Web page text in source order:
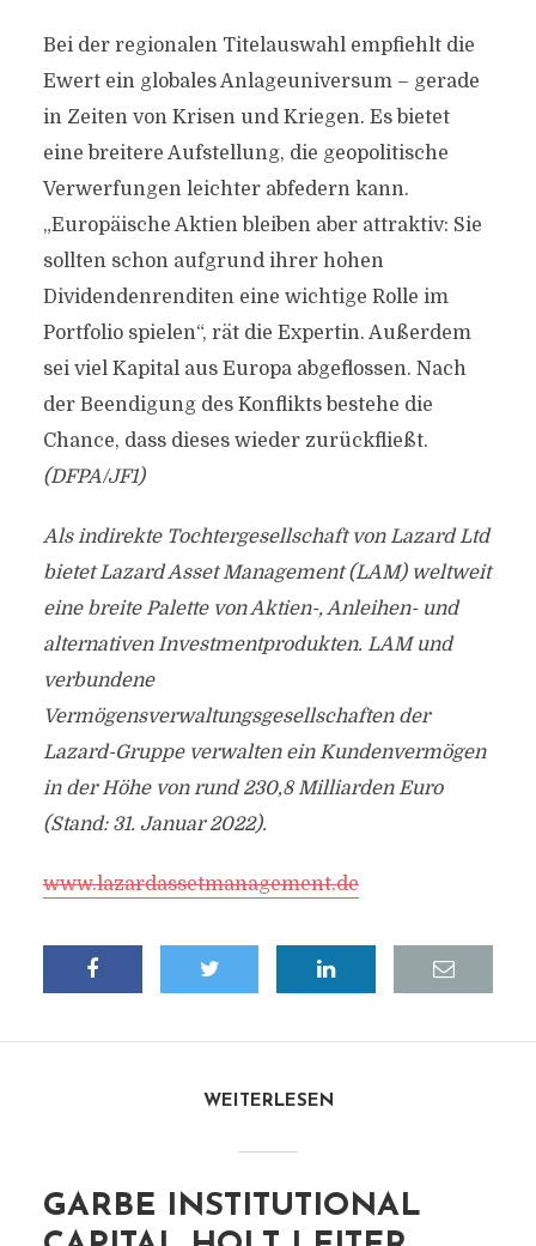
Bei der regionalen Titelauswahl empfiehlt die
Ewert ein globales Anlageuniversum – gerade
in Zeiten von Krisen und Kriegen. Es bietet
eine breitere Aufstellung, die geopolitische
Verwerfungen leichter abfedern kann.
„Europäische Aktien bleiben aber attraktiv: Sie
sollten schon aufgrund ihrer hohen
Dividendenrenditen eine wichtige Rolle im
Portfolio spielen“, rät die Expertin. Außerdem
sei viel Kapital aus Europa abgeflossen. Nach
der Beendigung des Konflikts bestehe die
Chance, dass dieses wieder zurückfließt.
(DFPA/JF1)
Als indirekte Tochtergesellschaft von Lazard Ltd
bietet Lazard Asset Management (LAM) weltweit
eine breite Palette von Aktien-, Anleihen- und
alternativen Investmentprodukten. LAM und
verbundene
Vermögensverwaltungsgesellschaften der
Lazard-Gruppe verwalten ein Kundenvermögen
in der Höhe von rund 230,8 Milliarden Euro
(Stand: 31. Januar 2022).
www.lazardassetmanagement.de
WEITERLESEN
GARBE INSTITUTIONAL